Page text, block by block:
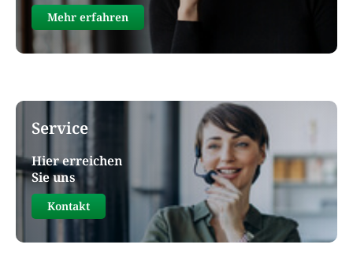
Mehr erfahren
Service
Hier erreichen
Sie uns
Kontakt